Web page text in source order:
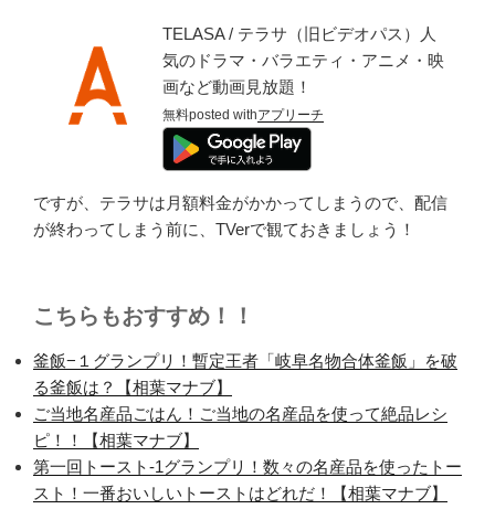
TELASA / テラサ（旧ビデオパス）人
気のドラマ・バラエティ・アニメ・映
画など動画見放題！
無料posted withアプリーチ
ですが、テラサは月額料金がかかってしまうので、配信
が終わってしまう前に、TVerで観ておきましょう！
こちらもおすすめ！！
釜飯−１グランプリ！暫定王者「岐阜名物合体釜飯」を破
る釜飯は？【相葉マナブ】
ご当地名産品ごはん！ご当地の名産品を使って絶品レシ
ピ！！【相葉マナブ】
第一回トースト-1グランプリ！数々の名産品を使ったトー
スト！一番おいしいトーストはどれだ！【相葉マナブ】